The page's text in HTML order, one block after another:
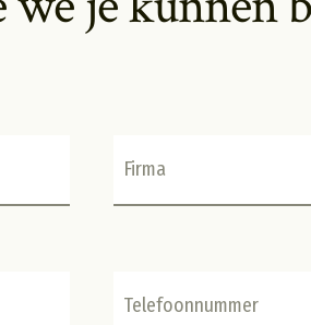
Firma
Telefoonnummer